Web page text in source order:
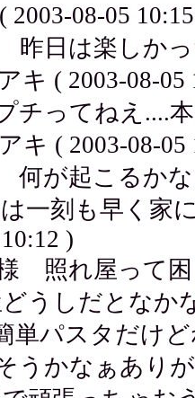
2003-08-05
日は楽しかっ
キ ( 2003-08-05
ってねえ....
キ ( 2003-08-05
が起こるかな
一刻も早く家
)
照れ屋って困
うしだとなか
単パスタだけ
かなぁありが